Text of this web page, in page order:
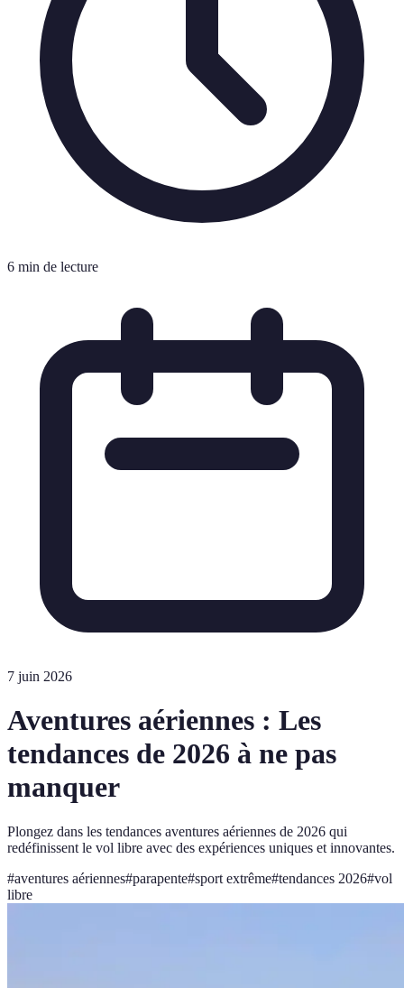
6 min de lecture
7 juin 2026
Aventures aériennes : Les
tendances de 2026 à ne pas
manquer
Plongez dans les tendances aventures aériennes de 2026 qui
redéfinissent le vol libre avec des expériences uniques et innovantes.
#aventures aériennes#parapente#sport extrême#tendances 2026#vol
libre